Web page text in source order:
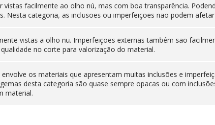
vistas facilmente ao olho nú, mas com boa transparência.
Nesta categoria, as inclusões ou imperfeições não podem
vistas a olho nu. Imperfeições externas também são
no corte para valorização do material.
envolve os materiais que apresentam muitas inclusões e
desta categoria são quase sempre opacas ou com
material.